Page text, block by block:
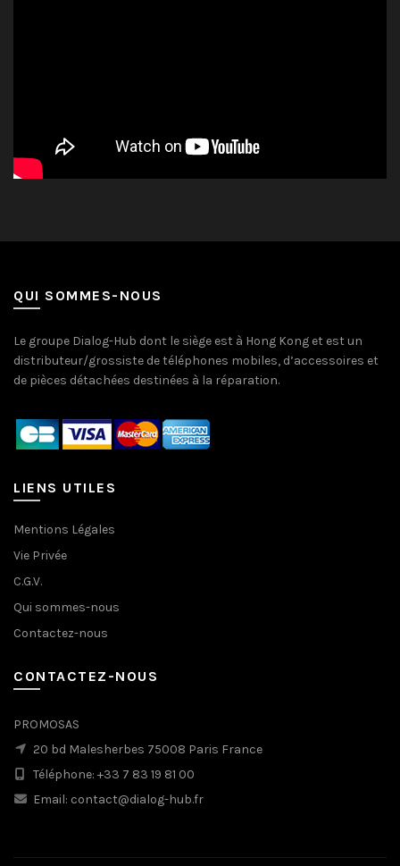
QUI SOMMES-NOUS
Le groupe Dialog-Hub dont le siège est à Hong Kong et est un
distributeur/grossiste de téléphones mobiles, d’accessoires et
de pièces détachées destinées à la réparation.
LIENS UTILES
Mentions Légales
Vie Privée
C.G.V.
Qui sommes-nous
Contactez-nous
CONTACTEZ-NOUS
PROMOSAS
20 bd Malesherbes 75008 Paris France
Téléphone: +33 7 83 19 81 00
Email: contact@dialog-hub.fr